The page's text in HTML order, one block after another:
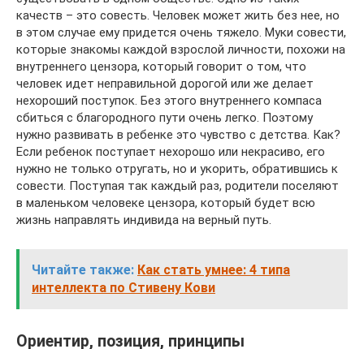
качеств – это совесть. Человек может жить без нее, но
в этом случае ему придется очень тяжело. Муки совести,
которые знакомы каждой взрослой личности, похожи на
внутреннего цензора, который говорит о том, что
человек идет неправильной дорогой или же делает
нехороший поступок. Без этого внутреннего компаса
сбиться с благородного пути очень легко. Поэтому
нужно развивать в ребенке это чувство с детства. Как?
Если ребенок поступает нехорошо или некрасиво, его
нужно не только отругать, но и укорить, обратившись к
совести. Поступая так каждый раз, родители поселяют
в маленьком человеке цензора, который будет всю
жизнь направлять индивида на верный путь.
Читайте также: Как стать умнее: 4 типа
интеллекта по Стивену Кови
Ориентир, позиция, принципы